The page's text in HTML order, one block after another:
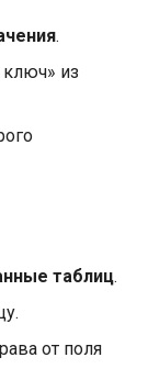
.
из
таблиц.
от поля